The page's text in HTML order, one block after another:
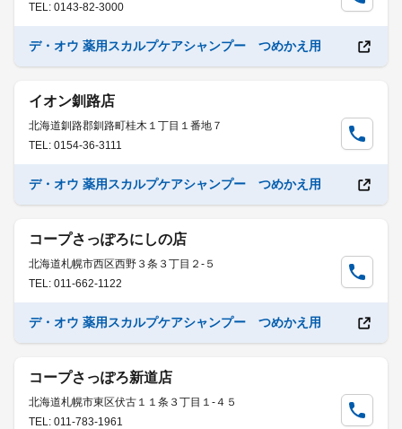
TEL: 0143-82-3000
デ・オウ 薬用スカルプケアシャンプー つめかえ用
イオン釧路店
北海道釧路郡釧路町桂木１丁目１番地７
TEL: 0154-36-3111
デ・オウ 薬用スカルプケアシャンプー つめかえ用
コープさっぽろにしの店
北海道札幌市西区西野３条３丁目２-５
TEL: 011-662-1122
デ・オウ 薬用スカルプケアシャンプー つめかえ用
コープさっぽろ新道店
北海道札幌市東区伏古１１条３丁目１-４５
TEL: 011-783-1961